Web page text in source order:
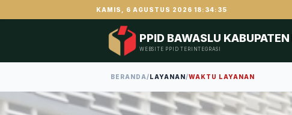
KAMIS, 6 AGUSTUS 2026 18:34:35
PPID BAWASLU
WEBSITE PPID TERINTEGRASI
BERANDA/LAYANAN/WAKTU LAYANAN